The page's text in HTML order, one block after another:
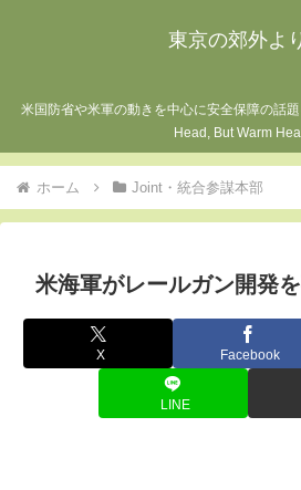
東京の郊外よ
米国防省や米軍の動きを中心に安全保障の話
Head, But Warm
ホーム Joint・統合参謀本部
米海軍がレールガン開発
X Facebook
LINE